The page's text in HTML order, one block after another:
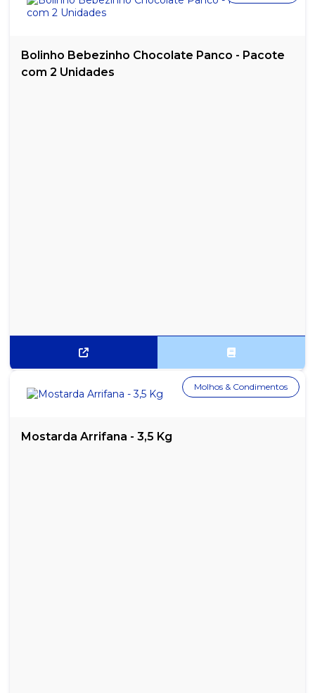
Bolinho Bebezinho Chocolate Panco - Pacote
com 2 Unidades
Mostarda Arrifana - 3,5 Kg
Molhos & Condimentos